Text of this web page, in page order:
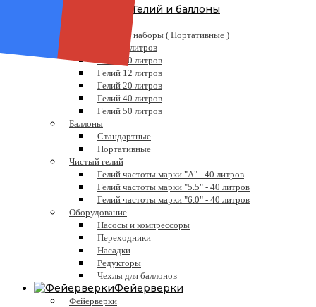
Гелий и баллоны
Готовые наборы ( Портативные )
Гелий 5 литров
Гелий 10 литров
Гелий 12 литров
Гелий 20 литров
Гелий 40 литров
Гелий 50 литров
Баллоны
Стандартные
Портативные
Чистый гелий
Гелий частоты марки "А" - 40 литров
Гелий частоты марки "5.5" - 40 литров
Гелий частоты марки "6.0" - 40 литров
Оборудование
Насосы и компрессоры
Переходники
Насадки
Редукторы
Чехлы для баллонов
Фейерверки
Фейерверки